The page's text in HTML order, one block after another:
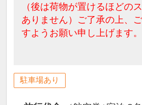
（後は荷物が置けるほどの
ありません）ご了承の上、
すようお願い申し上げます。
駐車場あり